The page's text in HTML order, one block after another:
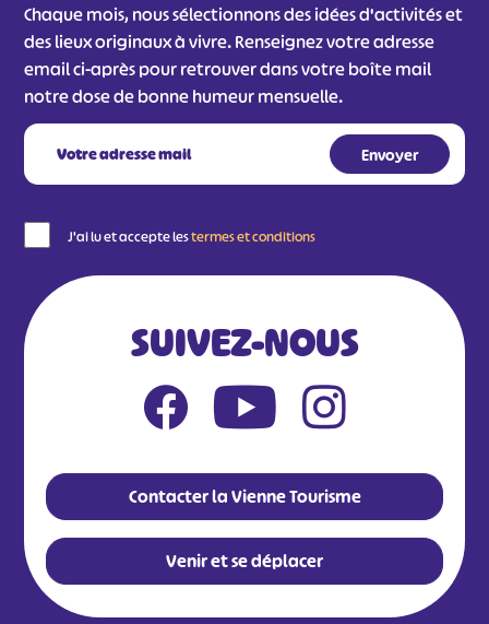
Chaque mois, nous sélectionnons des idées d'activités et
des lieux originaux à vivre. Renseignez votre adresse
email ci-après pour retrouver dans votre boîte mail
notre dose de bonne humeur mensuelle.
J'ai lu et accepte lestermes et conditions
SUIVEZ-NOUS
Contacter la Vienne Tourisme
Venir et se déplacer